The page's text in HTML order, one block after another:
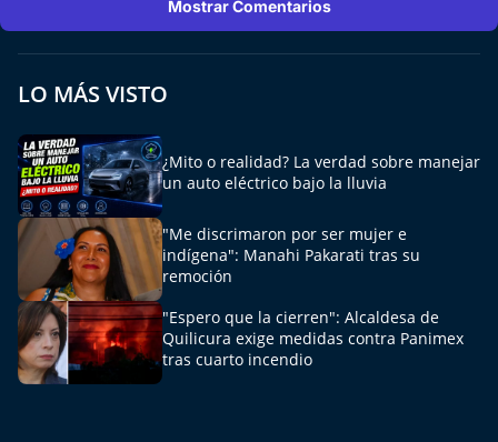
Chiche cuadra y su parrilla
Motorfem
Agenda Propia
Chile, Historia de 30 años
Carrera a La Moneda
Aquí Estamos
Sello de raza
Mostrar Comentarios
LO MÁS VISTO
¿Mito o realidad? La verdad sobre manejar
un auto eléctrico bajo la lluvia
"Me discrimaron por ser mujer e
indígena": Manahi Pakarati tras su
remoción
"Espero que la cierren": Alcaldesa de
Quilicura exige medidas contra Panimex
tras cuarto incendio